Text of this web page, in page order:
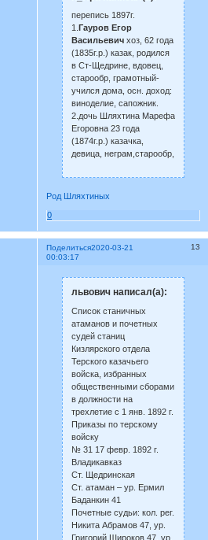
перепись 1897г.
1. Гауров Егор
Васильевичхоз, 62 года
(1835г.р.) казак, родился
в Ст-Щедрине, вдовец,
старообр, грамотный-
учился дома, осн. доход:
виноделие, сапожник.
2.дочь Шляхтина Марефа
Егоровна 23 года
(1874г.р.) казачка,
девица, неграм,старообр,
Род Шляхтиных
0
Поделиться 13
2020-03-21
00:03:17
львович написал(а):
Список станичных
атаманов и почетных
судей станиц
Кизлярского отдела
Терского казачьего
войска, избранных
общественными сборами
в должности на
трехлетие с 1 янв. 1892 г.
Приказы по терскому
войску
№ 31 17 февр. 1892 г.
Владикавказ
Ст. Щедринская
Ст. атаман – ур. Ермил
Баданкин 41
Почетные судьи: кол. рег.
Никита Абрамов 47, ур.
Григорий Широков 47, ур.